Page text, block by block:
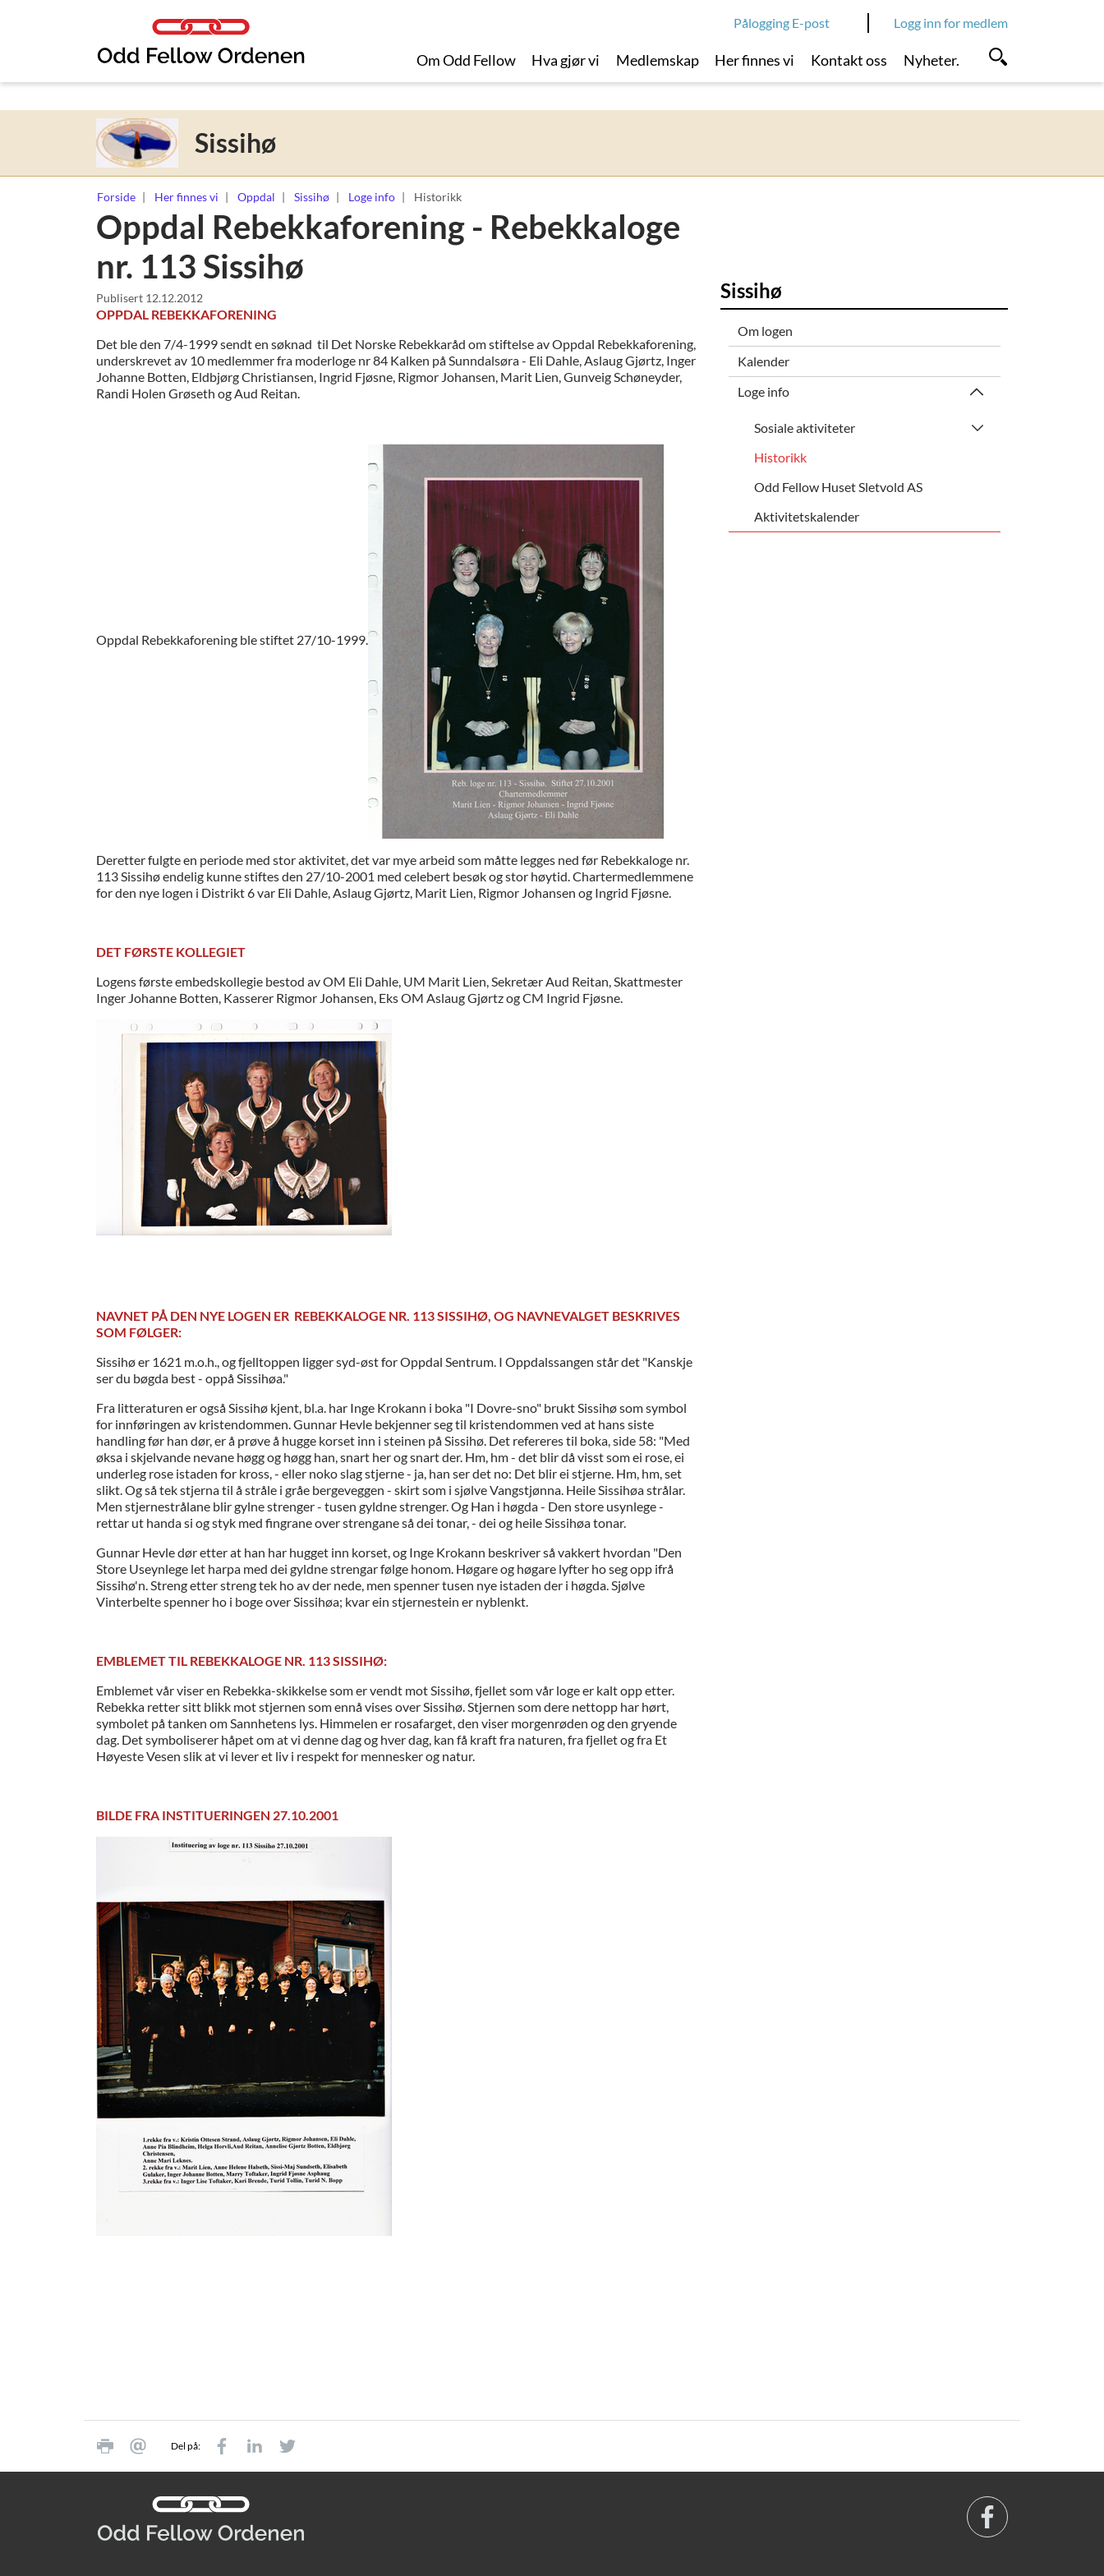
Logg inn for medlem
Pålogging E-post
Om Odd Fellow Hva gjør vi Medlemskap Her finnes vi Kontakt oss Nyheter.
Sissihø
Forside Her finnes vi Oppdal Sissihø Loge info Historikk
Oppdal Rebekkaforening - Rebekkaloge
nr. 113 Sissihø
Publisert 12.12.2012
OPPDAL REBEKKAFORENING
Det ble den 7/4-1999 sendt en søknad til Det Norske Rebekkaråd om stiftelse av Oppdal Rebekkaforening,
underskrevet av 10 medlemmer fra moderloge nr 84 Kalken på Sunndalsøra - Eli Dahle, Aslaug Gjørtz, Inger
Johanne Botten, Eldbjørg Christiansen, Ingrid Fjøsne, Rigmor Johansen, Marit Lien, Gunveig Schøneyder,
Randi Holen Grøseth og Aud Reitan.
Oppdal Rebekkaforening ble stiftet 27/10-1999.
Deretter fulgte en periode med stor aktivitet, det var mye arbeid som måtte legges ned før Rebekkaloge nr.
113 Sissihø endelig kunne stiftes den 27/10-2001 med celebert besøk og stor høytid. Chartermedlemmene
for den nye logen i Distrikt 6 var Eli Dahle, Aslaug Gjørtz, Marit Lien, Rigmor Johansen og Ingrid Fjøsne.
DET FØRSTE KOLLEGIET
Logens første embedskollegie bestod av OM Eli Dahle, UM Marit Lien, Sekretær Aud Reitan, Skattmester
Inger Johanne Botten, Kasserer Rigmor Johansen, Eks OM Aslaug Gjørtz og CM Ingrid Fjøsne.
NAVNET PÅ DEN NYE LOGEN ER REBEKKALOGE NR. 113 SISSIHØ, OG NAVNEVALGET BESKRIVES
SOM FØLGER:
Sissihø er 1621 m.o.h., og fjelltoppen ligger syd-øst for Oppdal Sentrum. I Oppdalssangen står det "Kanskje
ser du bøgda best - oppå Sissihøa."
Fra litteraturen er også Sissihø kjent, bl.a. har Inge Krokann i boka "I Dovre-sno" brukt Sissihø som symbol
for innføringen av kristendommen. Gunnar Hevle bekjenner seg til kristendommen ved at hans siste
handling før han dør, er å prøve å hugge korset inn i steinen på Sissihø. Det refereres til boka, side 58: "Med
øksa i skjelvande nevane høgg og høgg han, snart her og snart der. Hm, hm - det blir då visst som ei rose, ei
underleg rose istaden for kross, - eller noko slag stjerne - ja, han ser det no: Det blir ei stjerne. Hm, hm, set
slikt. Og så tek stjerna til å stråle i gråe bergeveggen - skirt som i sjølve Vangstjønna. Heile Sissihøa strålar.
Men stjernestrålane blir gylne strenger - tusen gyldne strenger. Og Han i høgda - Den store usynlege -
rettar ut handa si og styk med fingrane over strengane så dei tonar, - dei og heile Sissihøa tonar.
Gunnar Hevle dør etter at han har hugget inn korset, og Inge Krokann beskriver så vakkert hvordan "Den
Store Useynlege let harpa med dei gyldne strengar følge honom. Høgare og høgare lyfter ho seg opp ifrå
Sissihø'n. Streng etter streng tek ho av der nede, men spenner tusen nye istaden der i høgda. Sjølve
Vinterbelte spenner ho i boge over Sissihøa; kvar ein stjernestein er nyblenkt.
EMBLEMET TIL REBEKKALOGE NR. 113 SISSIHØ:
Emblemet vår viser en Rebekka-skikkelse som er vendt mot Sissihø, fjellet som vår loge er kalt opp etter.
Rebekka retter sitt blikk mot stjernen som ennå vises over Sissihø. Stjernen som dere nettopp har hørt,
symbolet på tanken om Sannhetens lys. Himmelen er rosafarget, den viser morgenrøden og den gryende
dag. Det symboliserer håpet om at vi denne dag og hver dag, kan få kraft fra naturen, fra fjellet og fra Et
Høyeste Vesen slik at vi lever et liv i respekt for mennesker og natur.
BILDE FRA INSTITUERINGEN 27.10.2001
Sissihø
Om logen
Kalender
Loge info
Sosiale aktiviteter
Historikk
Odd Fellow Huset Sletvold AS
Aktivitetskalender
Del på: